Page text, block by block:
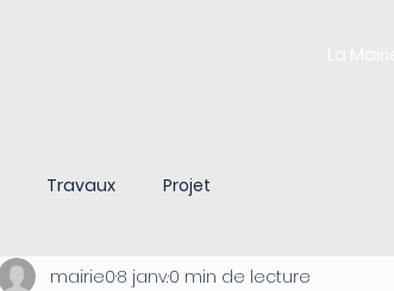
Travaux Projet
mairie08 janv.0 min de lecture